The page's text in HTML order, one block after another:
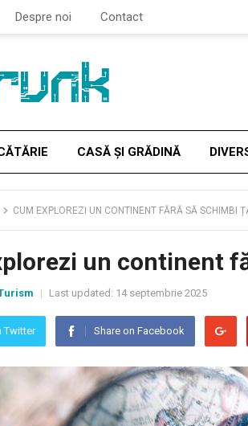
Despre noi Contact
CASĂ ȘI GRĂDINĂ
CUM EXPLOREZI UN CONTINENT FĂRĂ SĂ SCHIMBI
un continent
Last updated: 14 septembrie 2025
Twitter Share on Facebook